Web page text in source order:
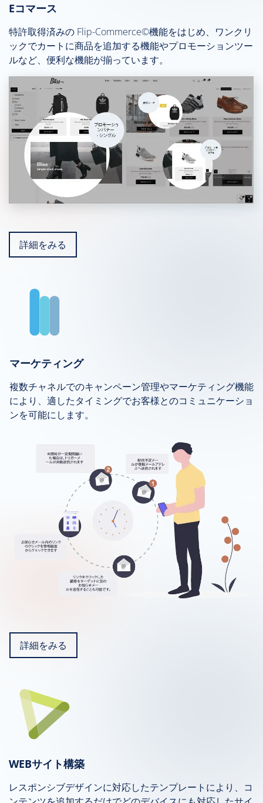
Eコマース
特許取得済みの Flip-Commerce©機能をはじめ、ワンクリ
ックでカートに商品を追加する機能やプロモーションツー
ルなど、便利な機能が揃っています。
詳細をみる
マーケティング
複数チャネルでのキャンペーン管理やマーケティング機能
により、適したタイミングでお客様とのコミュニケーショ
ンを可能にします。
詳細をみる
WEBサイト構築
レスポンシブデザインに対応したテンプレートにより、コ